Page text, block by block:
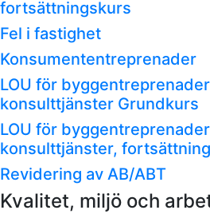
fortsättningskurs
Fel i fastighet
Konsumententreprenader
LOU för
konsulttjänster Grundkurs
LOU för
konsulttjänster,
Revidering av AB/ABT
Kvalitet, miljö och